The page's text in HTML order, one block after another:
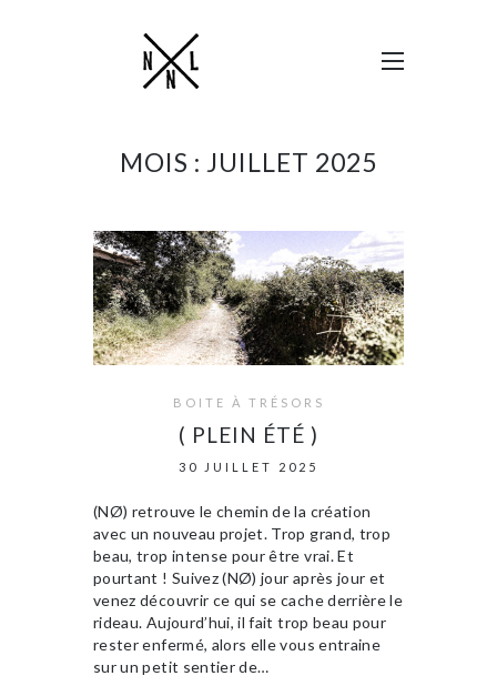
MOIS : JUILLET 2025
BOITE À TRÉSORS
( PLEIN ÉTÉ )
30 JUILLET 2025
(NØ) retrouve le chemin de la création
avec un nouveau projet. Trop grand, trop
beau, trop intense pour être vrai. Et
pourtant ! Suivez (NØ) jour après jour et
venez découvrir ce qui se cache derrière le
rideau. Aujourd’hui, il fait trop beau pour
rester enfermé, alors elle vous entraine
sur un petit sentier de…